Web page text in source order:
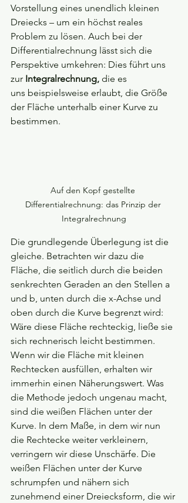
Vorstellung eines unendlich kleinen
Dreiecks – um ein höchst reales
Problem zu lösen. Auch bei der
Differentialrechnung lässt sich die
Perspektive umkehren: Dies führt uns
zur Integralrechnung, die es
uns beispielsweise erlaubt, die Größe
der Fläche unterhalb einer Kurve zu
bestimmen.
Auf den Kopf gestellte
Differentialrechnung: das Prinzip der
Integralrechnung
Die grundlegende Überlegung ist die
gleiche. Betrachten wir dazu die
Fläche, die seitlich durch die beiden
senkrechten Geraden an den Stellen a
und b, unten durch die x-Achse und
oben durch die Kurve begrenzt wird:
Wäre diese Fläche rechteckig, ließe sie
sich rechnerisch leicht bestimmen.
Wenn wir die Fläche mit kleinen
Rechtecken ausfüllen, erhalten wir
immerhin einen Näherungswert. Was
die Methode jedoch ungenau macht,
sind die weißen Flächen unter der
Kurve. In dem Maße, in dem wir nun
die Rechtecke weiter verkleinern,
verringern wir diese Unschärfe. Die
weißen Flächen unter der Kurve
schrumpfen und nähern sich
zunehmend einer Dreiecksform, die wir